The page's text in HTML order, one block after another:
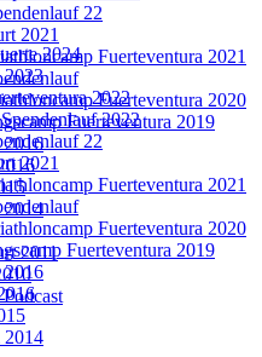
22
2021
Fuerteventura 2021
Fuerteventura 2020
Fuerteventura 2019
2016
2014
2011
2024
2023
2022
2022
22
2021
Fuerteventura 2021
Fuerteventura 2020
Fuerteventura 2019
2016
2014